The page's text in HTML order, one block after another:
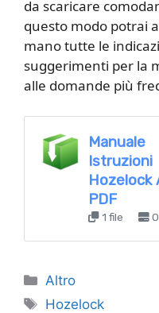
da scaricare
questo modo potrai
mano tutte le
suggerimenti per la
alle domande più
Manuale
Istruzioni
Hozelock
PDF
1 file 0
Categorie
Altro
Tag
Hozelock